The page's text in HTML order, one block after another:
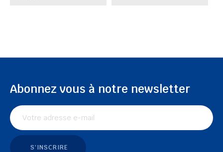
Abonnez vous à notre newsletter
S'INSCRIRE